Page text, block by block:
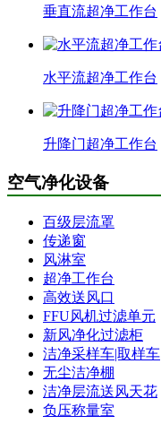
垂直流超净工作台
水平流超净工作台
升降门超净工作台
空气净化设备
百级层流罩
传递窗
风淋室
超净工作台
高效送风口
FFU风机过滤单元
新风净化过滤柜
洁净采样车|取样车
无尘洁净棚
洁净层流送风天花
负压称量室